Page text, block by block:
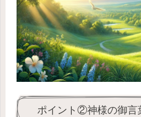
ポイント②神様の御言